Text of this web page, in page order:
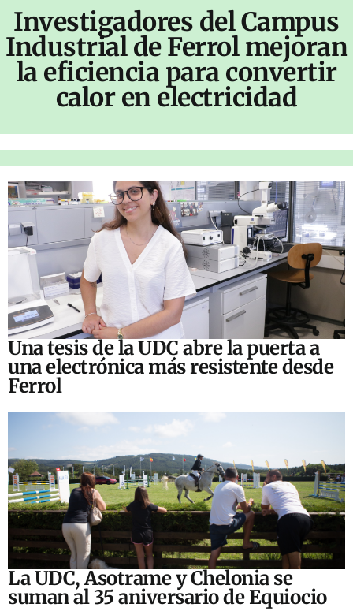
Investigadores del Campus
Industrial de Ferrol mejoran
la eficiencia para convertir
calor en electricidad
Una tesis de la UDC abre la puerta a
una electrónica más resistente desde
Ferrol
La UDC, Asotrame y Chelonia se
suman al 35 aniversario de Equiocio